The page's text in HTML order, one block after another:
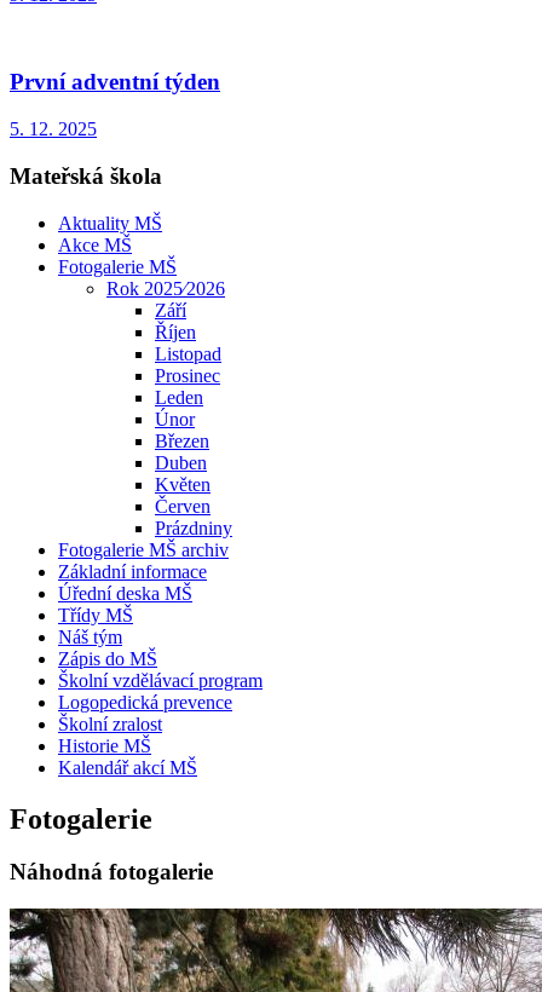
První adventní týden
5. 12. 2025
Mateřská škola
Aktuality MŠ
Akce MŠ
Fotogalerie MŠ
Rok 2025⁄2026
Září
Říjen
Listopad
Prosinec
Leden
Únor
Březen
Duben
Květen
Červen
Prázdniny
Fotogalerie MŠ archiv
Základní informace
Úřední deska MŠ
Třídy MŠ
Náš tým
Zápis do MŠ
Školní vzdělávací program
Logopedická prevence
Školní zralost
Historie MŠ
Kalendář akcí MŠ
Fotogalerie
Náhodná fotogalerie